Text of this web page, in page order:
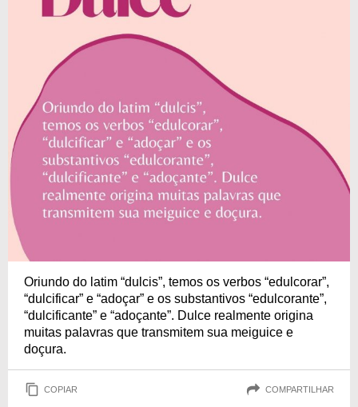
Oriundo do latim “dulcis”, temos os verbos “edulcorar”,
“dulcificar” e “adoçar” e os substantivos “edulcorante”,
“dulcificante” e “adoçante”. Dulce realmente origina
muitas palavras que transmitem sua meiguice e
doçura.
COPIAR COMPARTILHAR